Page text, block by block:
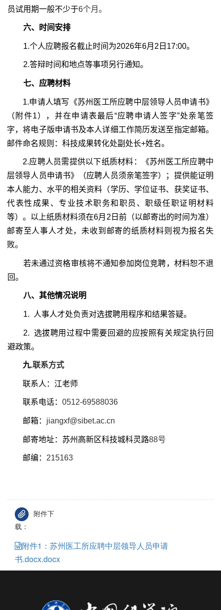
员试用期一般不少于6个月。
六、时间安排
1.个人应聘报名截止时间为2026年6月 2 日 17:00。
2.答辩时间和地点等事项另行通知。
七、应聘材料
1.申请人填写《苏州医工所应聘中层领导人员申请书》
（附件1），并在申请表最后“应聘申请人签字”处亲笔签
字，将电子版申请书及本人详细工作简历发送至指定邮箱。
邮件命名规则：科技成果转化处副处长+姓名。
2.应聘人员需提供以下纸质材料：《苏州医工所应聘中
层领导人员申请书》（应聘人员须亲笔签字）；提供能证明
本人能力、水平的相关资料（学历、学位证书、获奖证书、
代表性成果、专业技术职务和职员、职级任职证明材料
等）。以上纸质材料须在6月 2 日前（以邮寄出的时间为准）
邮寄至人事人才处，未收到邮寄的纸质材料则视为报名失
败。
若未通过资格审核将不通知参加岗位竞聘，材料恕不退
回。
八、其他情况说明
1. 人事人才处负责对选拔聘用程序和结果答疑。
2. 选拔聘用过程中需要回避的应按照有关规定执行回
避政策。
九.联系方式
联系人：江老师
联系电话：0512-69588036
邮箱： jiangxf@sibet.ac.cn
邮寄地址：苏州高新区科技城科灵路88号
邮编： 215163
附件下
载：
附件1：苏州医工所应聘中层领导人员申请
书.docx.docx